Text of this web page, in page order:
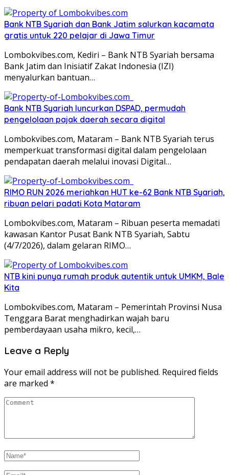
Bank NTB Syariah dan Bank Jatim salurkan kacamata
gratis untuk 220 pelajar di Jawa Timur
Lombokvibes.com, Kediri – Bank NTB Syariah bersama
Bank Jatim dan Inisiatif Zakat Indonesia (IZI)
menyalurkan bantuan…
Bank NTB Syariah luncurkan DSPAD, permudah
pengelolaan pajak daerah secara digital
Lombokvibes.com, Mataram – Bank NTB Syariah terus
memperkuat transformasi digital dalam pengelolaan
pendapatan daerah melalui inovasi Digital…
RIMO RUN 2026 meriahkan HUT ke-62 Bank NTB Syariah,
ribuan pelari padati Kota Mataram
Lombokvibes.com, Mataram – Ribuan peserta memadati
kawasan Kantor Pusat Bank NTB Syariah, Sabtu
(4/7/2026), dalam gelaran RIMO…
NTB kini punya rumah produk autentik untuk UMKM, Bale
Kita
Lombokvibes.com, Mataram – Pemerintah Provinsi Nusa
Tenggara Barat menghadirkan wajah baru
pemberdayaan usaha mikro, kecil,…
Leave a Reply
Your email address will not be published. Required fields
are marked *